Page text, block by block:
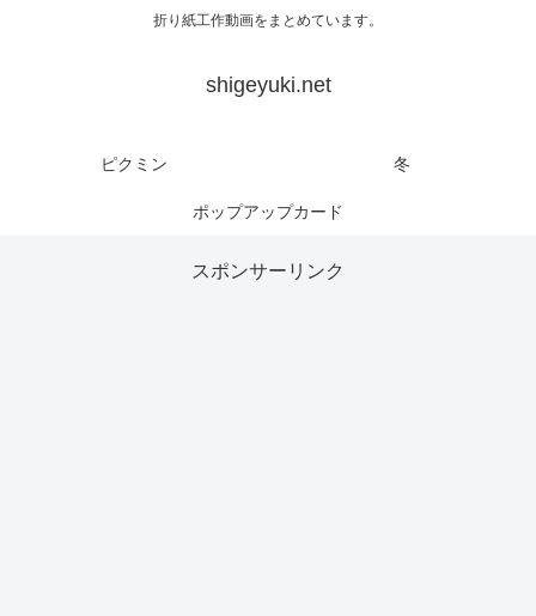
折り紙工作動画をまとめています。
shigeyuki.net
ピクミン 冬
ポップアップカード
スポンサーリンク